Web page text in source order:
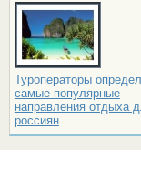
Туроператоры
самые популярные
направления отдыха
россиян